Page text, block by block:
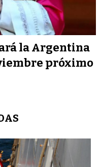
la Argentina
próximo